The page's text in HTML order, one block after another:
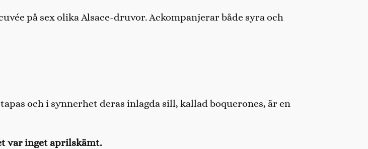
på sex olika Alsace-druvor. Ackompanjerar både syra och
och i synnerhet deras inlagda sill, kallad boquerones, är en
var inget aprilskämt.